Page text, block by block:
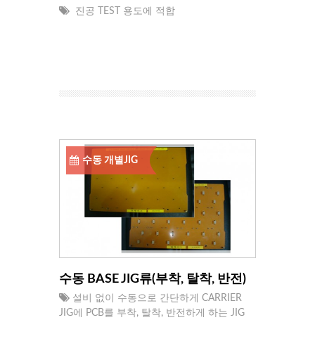
진공 TEST 용도에 적합
수동 개별JIG
수동 BASE JIG류(부착, 탈착, 반전)
설비 없이 수동으로 간단하게 CARRIER
JIG에 PCB를 부착, 탈착, 반전하게 하는 JIG